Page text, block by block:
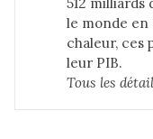
le monde en
chaleur, ces
leur PIB.
Tous les